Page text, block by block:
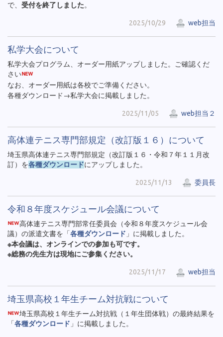
で、 受付を終了しました。
2025/10/29 web担当
私学大会について
私学大会プログラム、オーダー用紙アップしました。ご確認くだ
さい
なお、オーダー用紙は各校でご準備ください。
各種ダウンロード→私学大会に掲載しました。
2025/11/05 web担当２
高体連テニス専門部規定（改訂版１６）について
埼玉県高体連テニス専門部規定（改訂版１６・令和７年１１月改
訂）を各種ダウンロードにアップしました。
2025/11/13 委員長
令和８年度スケジュール会議について
高体連テニス専門部常任委員会（令和８年度スケジュール会
議）の派遣文書を「各種ダウンロード 」に掲載しました。
※本会議は、オンラインでの参加も可です。
※総務の先生方は現地にご参集ください。
2025/11/17 web担当
埼玉県高校１年生チーム対抗戦について
埼玉県高校１年生チーム対抗戦（１年生団体戦）の最終結果を
「各種ダウンロード 」に掲載しました。